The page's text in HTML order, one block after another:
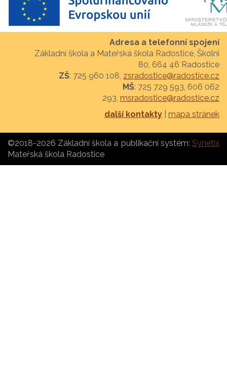
Adresa a telefonní spojení
Základní škola a Mateřská škola Radostice, Školní
80, 664 46 Radostice
ZŠ: 725 960 108, zsradostice@radostice.cz
MŠ: 725 729 593, 606 062
293, msradostice@radostice.cz
další kontakty
mapa stránek
publikační systém: Synetix
©2018-2026 Základní škola a
Mateřská škola Radostice